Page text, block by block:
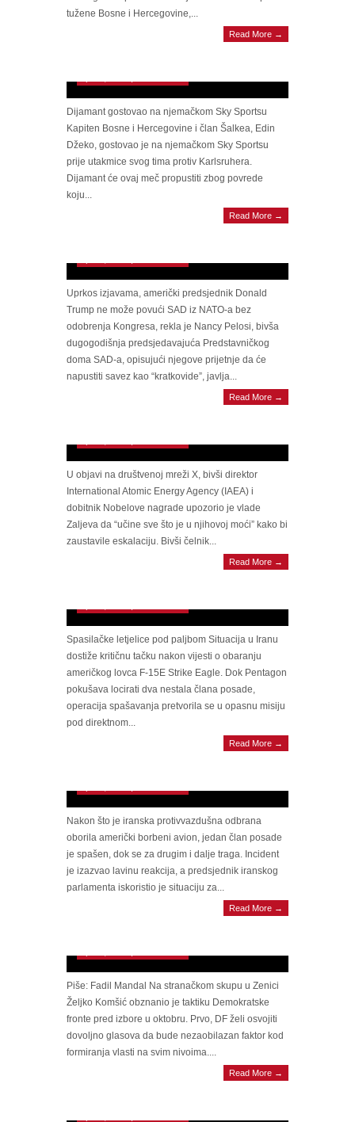
tužene Bosne i Hercegovine,...
Read More →
Izjava Edina Džeke prije utakmice obradovala
Dijamant gostovao na njemačkom Sky Sportsu
Kapiten Bosne i Hercegovine i član Šalkea, Edin
Džeko, gostovao je na njemačkom Sky Sportsu
prije utakmice svog tima protiv Karlsruhera.
Dijamant će ovaj meč propustiti zbog povrede
koju...
Read More →
PELOSI TVRDI Trump ne može povući
Uprkos izjavama, američki predsjednik Donald
Trump ne može povući SAD iz NATO-a bez
odobrenja Kongresa, rekla je Nancy Pelosi, bivša
dugogodišnja predsjedavajuća Predstavničkog
doma SAD-a, opisujući njegove prijetnje da će
napustiti savez kao “kratkovide”, javlja...
Read More →
APEL NOBELOVCA I BIVŠEG ŠEFA
IAEA-a: “Zaustavite luđaka prije nego što
U objavi na društvenoj mreži X, bivši direktor
International Atomic Energy Agency (IAEA) i
dobitnik Nobelove nagrade upozorio je vlade
Zaljeva da “učine sve što je u njihovoj moći” kako bi
zaustavile eskalaciju. Bivši čelnik...
Read More →
DRAMA U IRANU: Američki spasioci pod
kišom metaka dok pokušavaju pronaći pilote
Spasilačke letjelice pod paljbom Situacija u Iranu
dostiže kritičnu tačku nakon vijesti o obaranju
američkog lovca F-15E Strike Eagle. Dok Pentagon
pokušava locirati dva nestala člana posade,
operacija spašavanja pretvorila se u opasnu misiju
pod direktnom...
Read More →
“MOLIM VAS, NAĐITE NAM PILOTE”:
Ghalibaf brutalno ponizio SAD nakon
Nakon što je iranska protivvazdušna odbrana
oborila američki borbeni avion, jedan član posade
je spašen, dok se za drugim i dalje traga. Incident
je izazvao lavinu reakcija, a predsjednik iranskog
parlamenta iskoristio je situaciju za...
Read More →
Komšić svoj brak sa SDA, davno ovjeren kod
Piše: Fadil Mandal Na stranačkom skupu u Zenici
Željko Komšić obznanio je taktiku Demokratske
fronte pred izbore u oktobru. Prvo, DF želi osvojiti
dovoljno glasova da bude nezaobilazan faktor kod
formiranja vlasti na svim nivoima....
Read More →
KRVAVA OSVETA ZA MOST B1: Iran kreće